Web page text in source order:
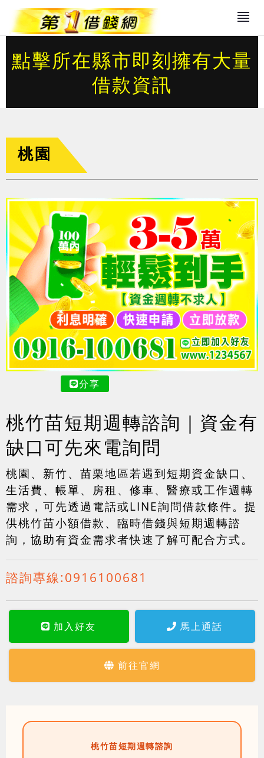
點擊所在縣市即刻擁有大量
借款資訊
桃園
分享
桃竹苗短期週轉諮詢｜資金有
缺口可先來電詢問
桃園、新竹、苗栗地區若遇到短期資金缺口、
生活費、帳單、房租、修車、醫療或工作週轉
需求，可先透過電話或LINE詢問借款條件。提
供桃竹苗小額借款、臨時借錢與短期週轉諮
詢，協助有資金需求者快速了解可配合方式。
諮詢專線:0916100681
加入好友 馬上通話
前往官網
桃竹苗短期週轉諮詢